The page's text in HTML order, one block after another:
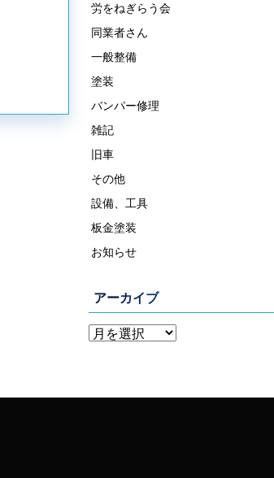
労をねぎらう会
同業者さん
一般整備
塗装
バンパー修理
雑記
旧車
その他
設備、工具
板金塗装
お知らせ
アーカイブ